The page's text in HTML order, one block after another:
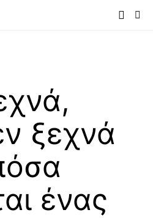
ξεχνά
ένας